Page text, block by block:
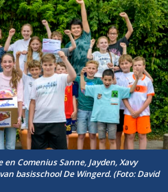
Comenius Sanne, Jayden, Xavy
basisschool De Wingerd. (Foto: David